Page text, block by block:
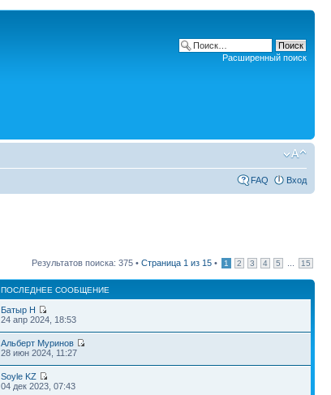
Расширенный поиск
FAQ Вход
Результатов поиска: 375 • Страница 1 из 15 • 1 2 3 4 5 15
ПОСЛЕДНЕЕ СООБЩЕНИЕ
Батыр Н
24 апр 2024, 18:53
Альберт Муринов
28 июн 2024, 11:27
Soyle KZ
04 дек 2023, 07:43